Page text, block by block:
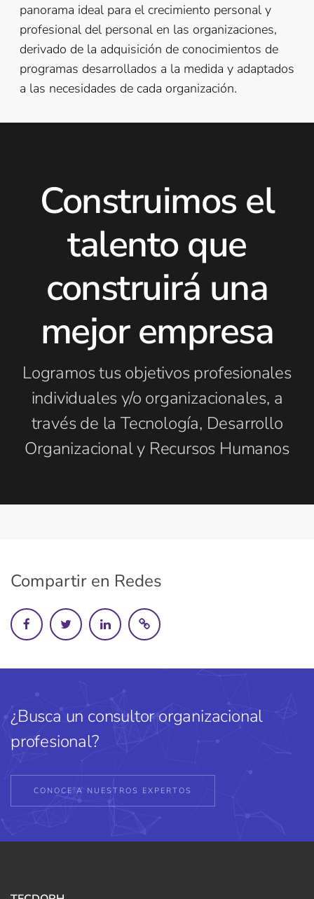
panorama ideal para el crecimiento personal y
profesional del personal en las organizaciones,
derivado de la adquisición de conocimientos de
programas desarrollados a la medida y adaptados
a las necesidades de cada organización.
Construimos el
talento que
construirá una
mejor empresa
Logramos tus objetivos profesionales
individuales y/o organizacionales, a
través de la Tecnología, Desarrollo
Organizacional y Recursos Humanos
Compartir en Redes
¿Busca un consultor organizacional
profesional?
CONOCE A NUESTROS EXPERTOS